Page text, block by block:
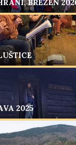
BŘEZEN
2025